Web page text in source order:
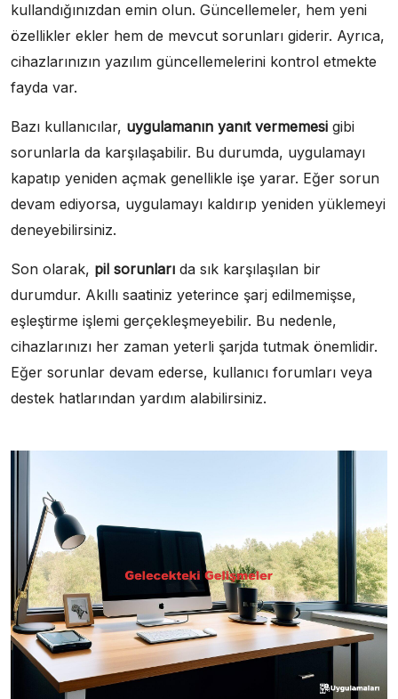
kullandığınızdan emin olun. Güncellemeler, hem yeni
özellikler ekler hem de mevcut sorunları giderir. Ayrıca,
cihazlarınızın yazılım güncellemelerini kontrol etmekte
fayda var.
Bazı kullanıcılar, uygulamanın yanıt vermemesi gibi
sorunlarla da karşılaşabilir. Bu durumda, uygulamayı
kapatıp yeniden açmak genellikle işe yarar. Eğer sorun
devam ediyorsa, uygulamayı kaldırıp yeniden yüklemeyi
deneyebilirsiniz.
Son olarak, pil sorunları da sık karşılaşılan bir
durumdur. Akıllı saatiniz yeterince şarj edilmemişse,
eşleştirme işlemi gerçekleşmeyebilir. Bu nedenle,
cihazlarınızı her zaman yeterli şarjda tutmak önemlidir.
Eğer sorunlar devam ederse, kullanıcı forumları veya
destek hatlarından yardım alabilirsiniz.